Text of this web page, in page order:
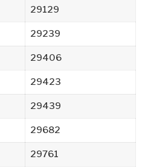
29129
29239
29406
29423
29439
29682
29761